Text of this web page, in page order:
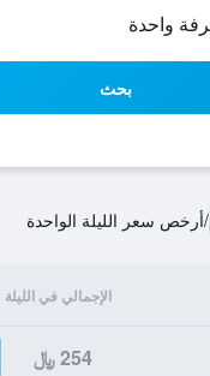
بحث
/أرخص سعر الليلة الواحدة
الإجمالي في الليلة
254 ﷼